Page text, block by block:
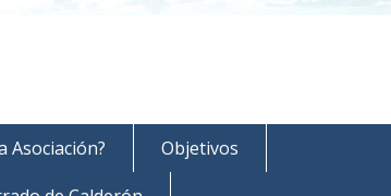
Asociación?
Objetivos